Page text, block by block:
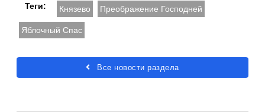
Теги: Князево Преображение Господней
Яблочный Спас
Все новости раздела